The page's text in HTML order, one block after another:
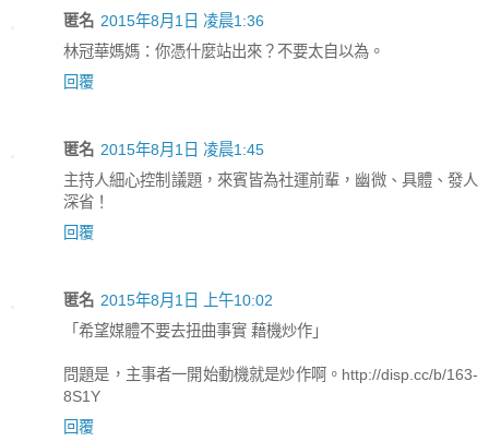
匿名 2015年8月1日 凌晨1:36
林冠華媽媽：你憑什麼站出來？不要太自以為。
回覆
匿名 2015年8月1日 凌晨1:45
主持人細心控制議題，來賓皆為社運前輩，幽微、具體、發人
深省！
回覆
匿名 2015年8月1日 上午10:02
「希望媒體不要去扭曲事實 藉機炒作」
問題是，主事者一開始動機就是炒作啊。http://disp.cc/b/163-
8S1Y
回覆